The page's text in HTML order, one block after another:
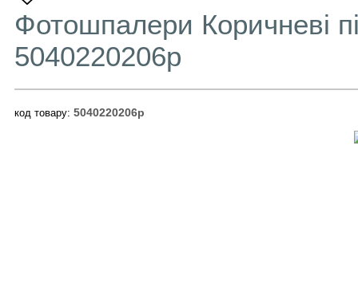
Фотошпалери Коричневі
5040220206p
код товару: 5040220206p